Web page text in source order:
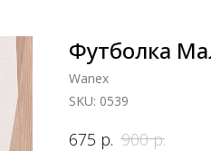
Футболка
Wanex
SKU: 0539
675 р. 900 р.